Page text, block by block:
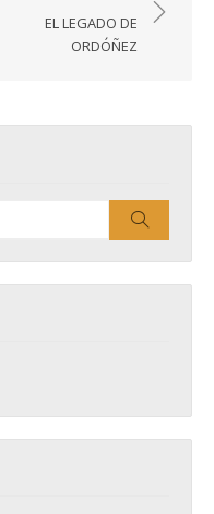
EL LEGADO DE
ORDÓÑEZ